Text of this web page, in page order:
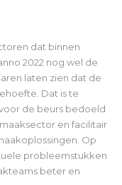
dat binnen
2022 nog wel de
laten zien dat de
Dat is te
de beurs bedoeld
en facilitair
Op
probleemstukken
beter en